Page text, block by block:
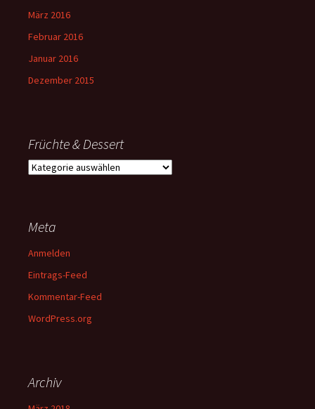
März 2016
Februar 2016
Januar 2016
Dezember 2015
Früchte & Dessert
Früchte
Meta
Anmelden
Eintrags-Feed
Kommentar-Feed
WordPress.org
Archiv